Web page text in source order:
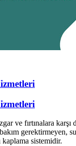
ve fırtınalara
gerektirmeyen,
sistemidir.